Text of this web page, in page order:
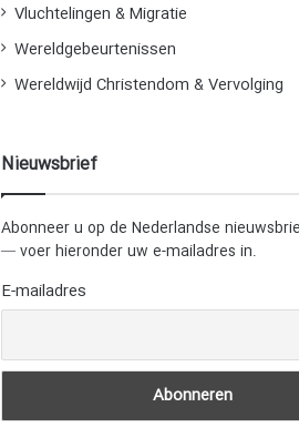
Vluchtelingen & Migratie
Wereldgebeurtenissen
Wereldwijd Christendom & Vervolging
Nieuwsbrief
Abonneer u op de Nederlandse
— voer hieronder uw e-mailadres in.
E-mailadres